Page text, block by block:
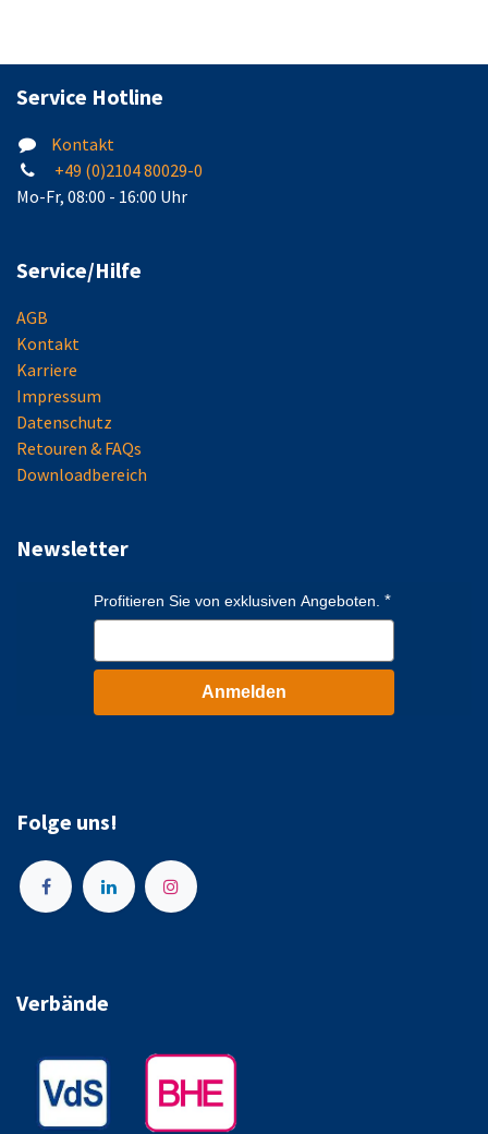
Service Hotline
Kontakt
+49 (0)2104 80029-0
Mo-Fr, 08:00 - 16:00 Uhr
Service/Hilfe
AGB
Kontakt
Karriere
Impressum
Datenschutz
Retouren & FAQs
Downloadbereich
Newsletter
Profitieren Sie von exklusiven Angeboten.
Anmelden
Folge uns!
Verbände